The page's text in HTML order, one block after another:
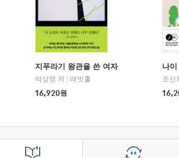
지푸라기 왕관을 쓴 여자
박상영 저
래빗홀
16,920원
나
조선